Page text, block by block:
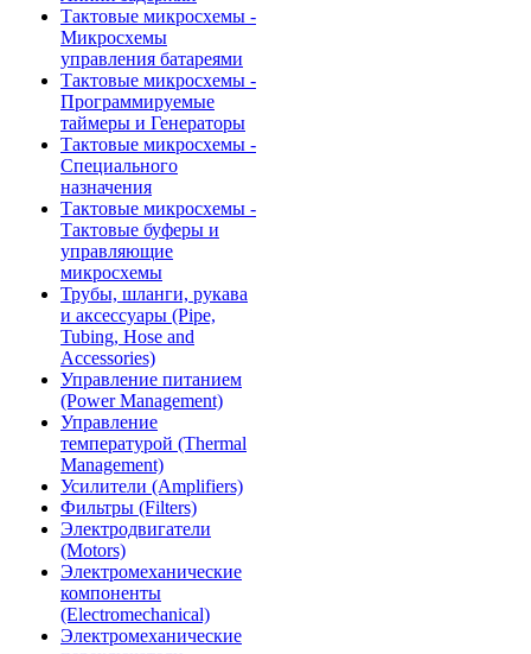
Тактовые микросхемы -
Микросхемы
управления батареями
Тактовые микросхемы -
Программируемые
таймеры и Генераторы
Тактовые микросхемы -
Специального
назначения
Тактовые микросхемы -
Тактовые буферы и
управляющие
микросхемы
Трубы, шланги, рукава
и аксессуары (Pipe,
Tubing, Hose and
Accessories)
Управление питанием
(Power Management)
Управление
температурой (Thermal
Management)
Усилители (Amplifiers)
Фильтры (Filters)
Электродвигатели
(Motors)
Электромеханические
компоненты
(Electromechanical)
Электромеханические